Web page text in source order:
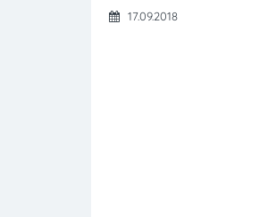
17.09.2018